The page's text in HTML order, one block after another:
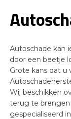
Autoschade kan
door een beetje
Grote kans dat u
Wij beschikken
terug te brengen
gespecialiseerd